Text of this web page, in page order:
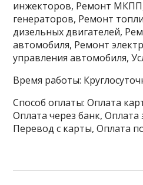
инжекторов, Ремонт
генераторов, Ремонт
дизельных двигателей,
автомобиля, Ремонт
управления автомобиля,
Время работы:
Способ оплаты: Оплата
Оплата через банк,
Перевод с карты, Оплата